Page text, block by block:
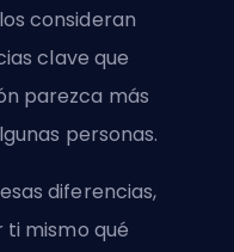
consideran
clave que
parezca más
personas.
diferencias,
mismo qué